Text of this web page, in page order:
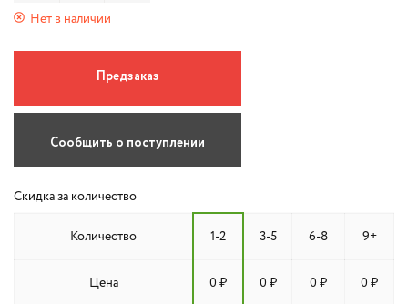
Нет в наличии
Предзаказ
Сообщить о поступлении
Скидка за количество
Количество 1-2 3-5 6-8 9+
Цена 0 ₽ 0 ₽ 0 ₽ 0 ₽